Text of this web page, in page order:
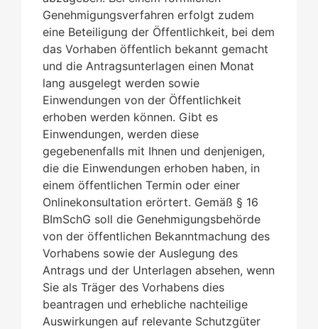
Genehmigungsverfahren erfolgt zudem
eine Beteiligung der Öffentlichkeit, bei dem
das Vorhaben öffentlich bekannt gemacht
und die Antragsunterlagen einen Monat
lang ausgelegt werden sowie
Einwendungen von der Öffentlichkeit
erhoben werden können. Gibt es
Einwendungen, werden diese
gegebenenfalls mit Ihnen und denjenigen,
die die Einwendungen erhoben haben, in
einem öffentlichen Termin oder einer
Onlinekonsultation erörtert. Gemäß § 16
BImSchG soll die Genehmigungsbehörde
von der öffentlichen Bekanntmachung des
Vorhabens sowie der Auslegung des
Antrags und der Unterlagen absehen, wenn
Sie als Träger des Vorhabens dies
beantragen und erhebliche nachteilige
Auswirkungen auf relevante Schutzgüter